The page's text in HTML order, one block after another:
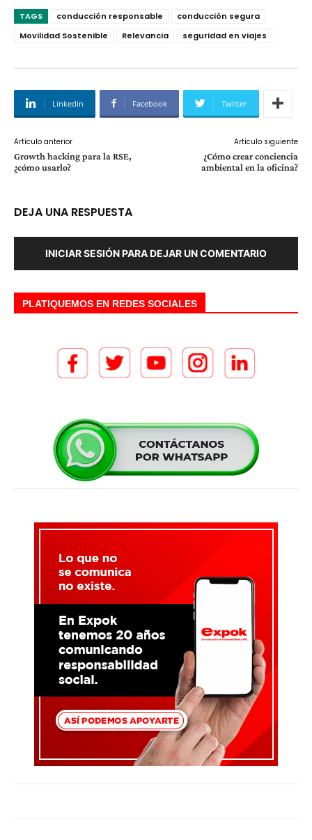
TAGS conducción responsable
conducción segura
Movilidad Sostenible
Relevancia seguridad en viajes
Linkedin Facebook Twitter
Artículo anterior
Growth hacking para la RSE,
¿cómo usarlo?
Artículo siguiente
¿Cómo crear conciencia
ambiental en la oficina?
DEJA UNA RESPUESTA
INICIAR SESIÓN PARA DEJAR UN COMENTARIO
PLATIQUEMOS EN REDES SOCIALES